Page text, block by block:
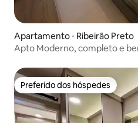
Apartamento ⋅ Ribeirão Preto
Apto Moderno, completo e
Preferido dos hóspedes
Preferido dos hóspedes